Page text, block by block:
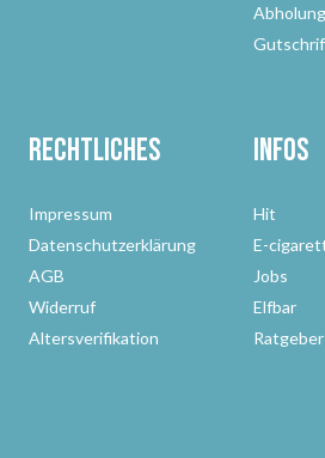
Abholung
Rechtliches
Impressum
Datenschutzerklärung
AGB
Widerruf
Altersverifikation
Infos
Hit
E-
Jobs
Elfbar
Ratgeber